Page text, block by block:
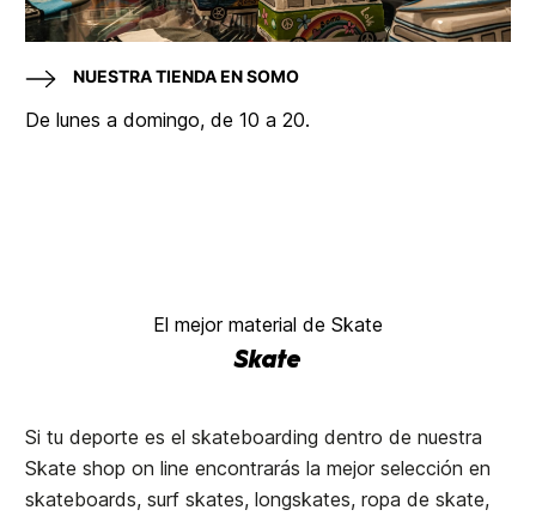
NUESTRA TIENDA EN SOMO
De lunes a domingo, de 10 a 20.
El mejor material de Skate
Skate
Si tu deporte es el skateboarding dentro de nuestra
Skate shop on line encontrarás la mejor selección en
skateboards, surf skates, longskates, ropa de skate,